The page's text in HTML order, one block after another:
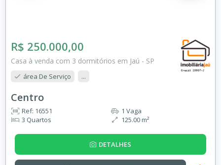
R$ 250.000,00
Casa à venda com 3 dormitórios em Jaú - SP
área De Serviço ...
Centro
Ref: 16551
3 Quartos
1 Vaga
125.00 m²
DETALHES